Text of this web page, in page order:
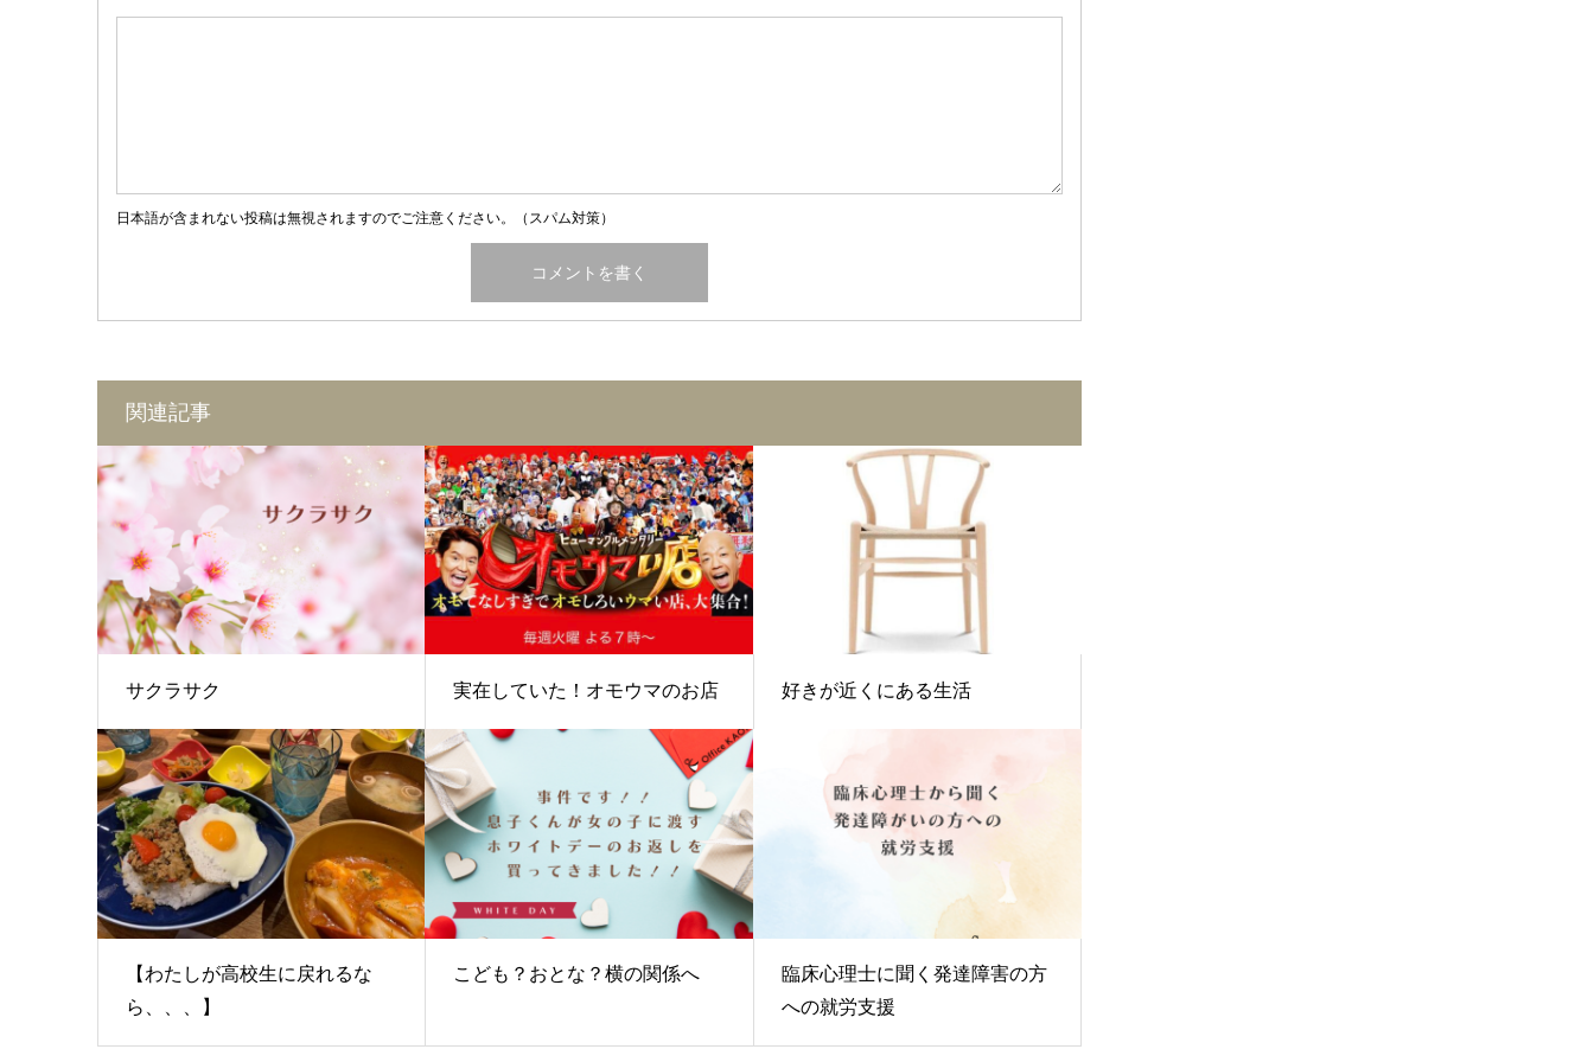
日本語が含まれない投稿は無視されますのでご注意ください。（スパム対策）
関連記事
サクラサク 実在していた！オモウマのお店 好きが近くにある生活
【わたしが高校生に戻れるな
ら、、、】
こども？おとな？横の関係へ
臨床心理士に聞く発達障害の方
への就労支援